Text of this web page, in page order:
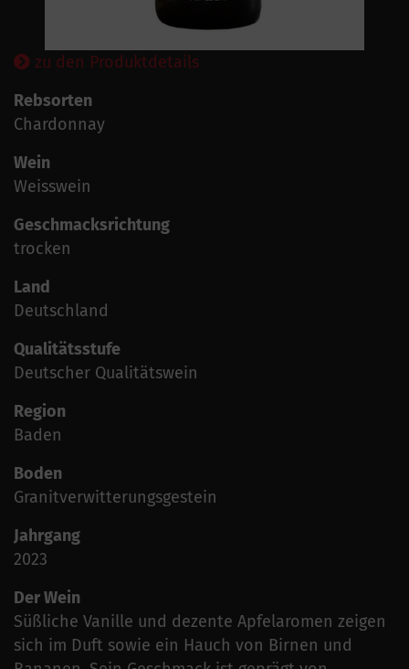
zu den Produktdetails
Rebsorten
Chardonnay
Wein
Weisswein
Geschmacksrichtung
trocken
Land
Deutschland
Qualitätsstufe
Deutscher Qualitätswein
Region
Baden
Boden
Granitverwitterungsgestein
Jahrgang
2023
Der Wein
Süßliche Vanille und dezente Apfelaromen zeigen
sich im Duft sowie ein Hauch von Birnen und